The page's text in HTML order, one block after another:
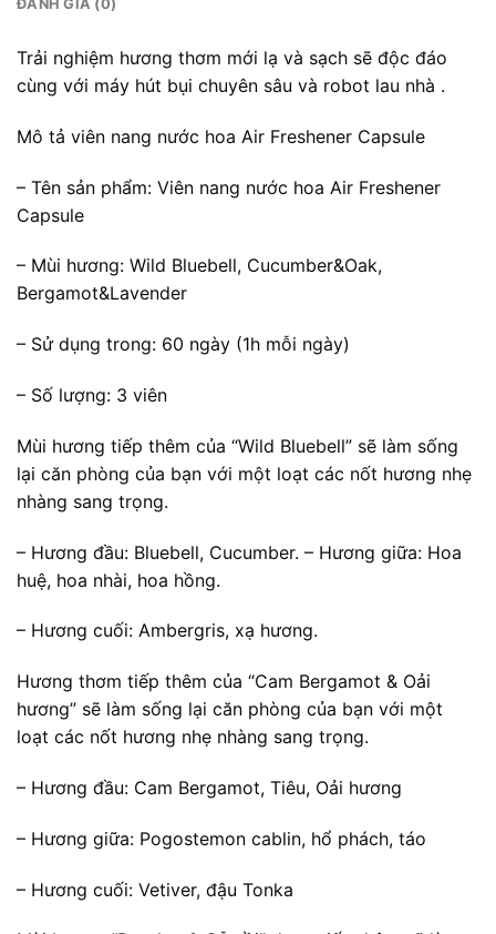
ĐÁNH GIÁ (0)
Trải nghiệm hương thơm mới lạ và sạch sẽ độc đáo
cùng với máy hút bụi chuyên sâu và robot lau nhà .
Mô tả viên nang nước hoa Air Freshener Capsule
– Tên sản phẩm: Viên nang nước hoa Air Freshener
Capsule
– Mùi hương: Wild Bluebell, Cucumber&Oak,
Bergamot&Lavender
– Sử dụng trong: 60 ngày (1h mỗi ngày)
– Số lượng: 3 viên
Mùi hương tiếp thêm của “Wild Bluebell” sẽ làm sống
lại căn phòng của bạn với một loạt các nốt hương nhẹ
nhàng sang trọng.
– Hương đầu: Bluebell, Cucumber. – Hương giữa: Hoa
huệ, hoa nhài, hoa hồng.
– Hương cuối: Ambergris, xạ hương.
Hương thơm tiếp thêm của “Cam Bergamot & Oải
hương” sẽ làm sống lại căn phòng của bạn với một
loạt các nốt hương nhẹ nhàng sang trọng.
– Hương đầu: Cam Bergamot, Tiêu, Oải hương
– Hương giữa: Pogostemon cablin, hổ phách, táo
– Hương cuối: Vetiver, đậu Tonka